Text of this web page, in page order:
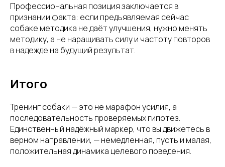
Профессиональная позиция заключается в
признании факта: если предъявляемая сейчас
собаке методика не даёт улучшения, нужно менять
методику, а не наращивать силу и частоту повторов
в надежде на будущий результат.
Итого
Тренинг собаки — это не марафон усилия, а
последовательность проверяемых гипотез.
Единственный надёжный маркер, что вы движетесь в
верном направлении, — немедленная, пусть и малая,
положительная динамика целевого поведения.